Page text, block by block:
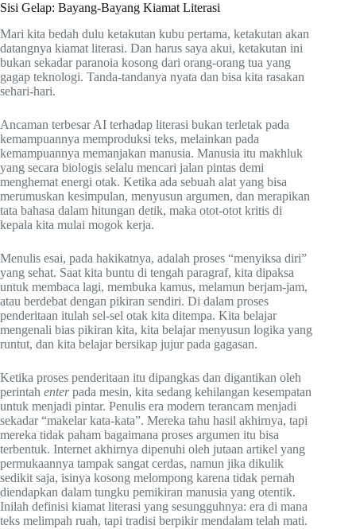
Sisi Gelap: Bayang-Bayang Kiamat Literasi
Mari kita bedah dulu ketakutan kubu pertama, ketakutan akan
datangnya kiamat literasi. Dan harus saya akui, ketakutan ini
bukan sekadar paranoia kosong dari orang-orang tua yang
gagap teknologi. Tanda-tandanya nyata dan bisa kita rasakan
sehari-hari.
Ancaman terbesar AI terhadap literasi bukan terletak pada
kemampuannya memproduksi teks, melainkan pada
kemampuannya memanjakan manusia. Manusia itu makhluk
yang secara biologis selalu mencari jalan pintas demi
menghemat energi otak. Ketika ada sebuah alat yang bisa
merumuskan kesimpulan, menyusun argumen, dan merapikan
tata bahasa dalam hitungan detik, maka otot-otot kritis di
kepala kita mulai mogok kerja.
Menulis esai, pada hakikatnya, adalah proses “menyiksa diri”
yang sehat. Saat kita buntu di tengah paragraf, kita dipaksa
untuk membaca lagi, membuka kamus, melamun berjam-jam,
atau berdebat dengan pikiran sendiri. Di dalam proses
penderitaan itulah sel-sel otak kita ditempa. Kita belajar
mengenali bias pikiran kita, kita belajar menyusun logika yang
runtut, dan kita belajar bersikap jujur pada gagasan.
Ketika proses penderitaan itu dipangkas dan digantikan oleh
perintah enterpada mesin, kita sedang kehilangan kesempatan
untuk menjadi pintar. Penulis era modern terancam menjadi
sekadar “makelar kata-kata”. Mereka tahu hasil akhirnya, tapi
mereka tidak paham bagaimana proses argumen itu bisa
terbentuk. Internet akhirnya dipenuhi oleh jutaan artikel yang
permukaannya tampak sangat cerdas, namun jika dikulik
sedikit saja, isinya kosong melompong karena tidak pernah
diendapkan dalam tungku pemikiran manusia yang otentik.
Inilah definisi kiamat literasi yang sesungguhnya: era di mana
teks melimpah ruah, tapi tradisi berpikir mendalam telah mati.